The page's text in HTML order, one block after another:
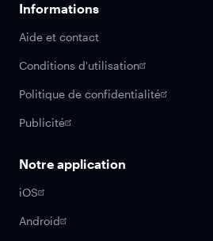
Informations
Aide et contact
Conditions d'utilisation
Politique de confidentialité
Publicité
Notre application
iOS
Android